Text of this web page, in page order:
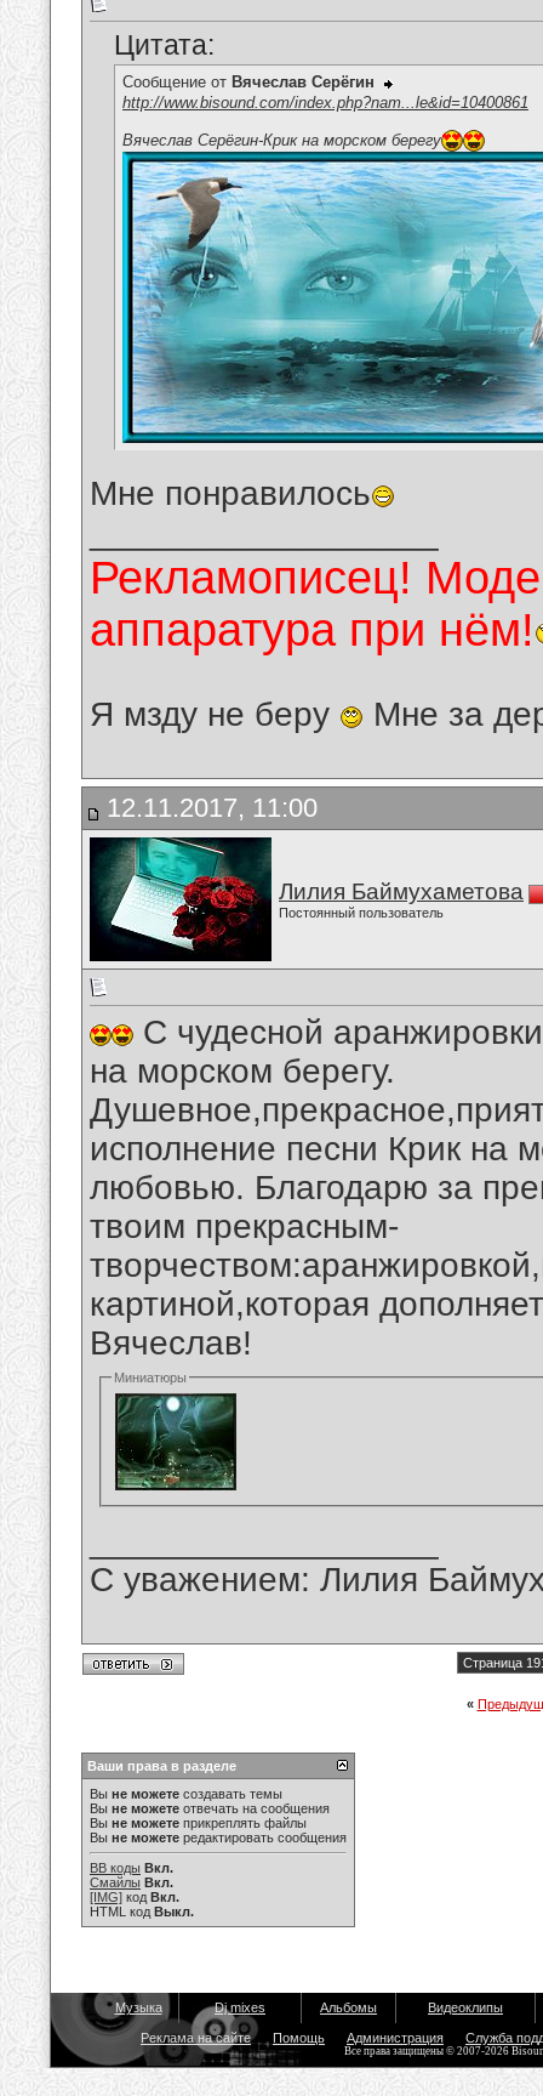
Цитата:
Сообщение от Вячеслав Серёгин
http://www.bisound.com/index.php?nam...le&id=10400861
Вячеслав Серёгин-Крик на морском берегу
Мне понравилось
Рекламописец!
аппаратура при нём!
Я мзду не беру Мне за
12.11.2017, 11:00
Лилия Баймухаметова
Постоянный пользователь
С чудесной
на морском берегу.
исполнение песни Крик на
любовью. Благодарю за
твоим прекрасным-
картиной,которая
Вячеслав!
Миниатюры
С уважением: Лилия
Страница
«
Ваши права в разделе
Вы не можете создавать темы
Вы не можете отвечать на сообщения
Вы не можете прикреплять файлы
Вы не можете редактировать сообщения
BB коды Вкл.
Смайлы Вкл.
[IMG] код Вкл.
HTML код Выкл.
Музыка Dj mixes Альбомы Видеоклипы
Реклама на сайте Помощь Администрация Служба
Все права защищены © 2007-2026